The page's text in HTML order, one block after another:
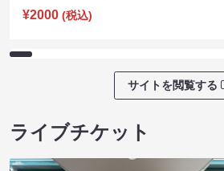
¥2000 (税込)
サイトを閲覧する
ライブチケット